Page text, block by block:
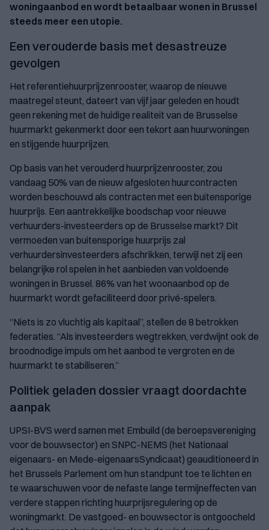
woningaanbod en wordt betaalbaar wonen in Brussel
steeds meer een utopie.
Een verouderde basis met desastreuze
gevolgen
Het referentiehuurprijzenrooster, waarop de nieuwe
maatregel steunt, dateert van vijf jaar geleden en houdt
geen rekening met de huidige realiteit van de Brusselse
huurmarkt gekenmerkt door een tekort aan huurwoningen
en stijgende huurprijzen.
Op basis van het verouderd huurprijzenrooster, zou
vandaag 50% van de nieuw afgesloten huurcontracten
worden beschouwd als contracten met een buitensporige
huurprijs. Een aantrekkelijke boodschap voor nieuwe
verhuurders-investeerders op de Brusselse markt? Dit
vermoeden van buitensporige huurprijs zal
verhuurdersinvesteerders afschrikken, terwijl net zij een
belangrijke rol spelen in het aanbieden van voldoende
woningen in Brussel. 86% van het woonaanbod op de
huurmarkt wordt gefaciliteerd door privé-spelers.
“Niets is zo vluchtig als kapitaal”, stellen de 8 betrokken
federaties. “Als investeerders wegtrekken, verdwijnt ook de
broodnodige impuls om het aanbod te vergroten en de
huurmarkt te stabiliseren.”
Politiek geladen dossier vraagt doordachte
aanpak
UPSI-BVS werd samen met Embuild (de beroepsvereniging
voor de bouwsector) en SNPC-NEMS (het Nationaal
eigenaars- en Mede-eigenaarsSyndicaat) geauditioneerd in
het Brussels Parlement om hun standpunt toe te lichten en
te waarschuwen voor de nefaste lange termijneffecten van
verdere stappen richting huurprijsregulering op de
woningmarkt. De vastgoed- en bouwsector is ontgoocheld